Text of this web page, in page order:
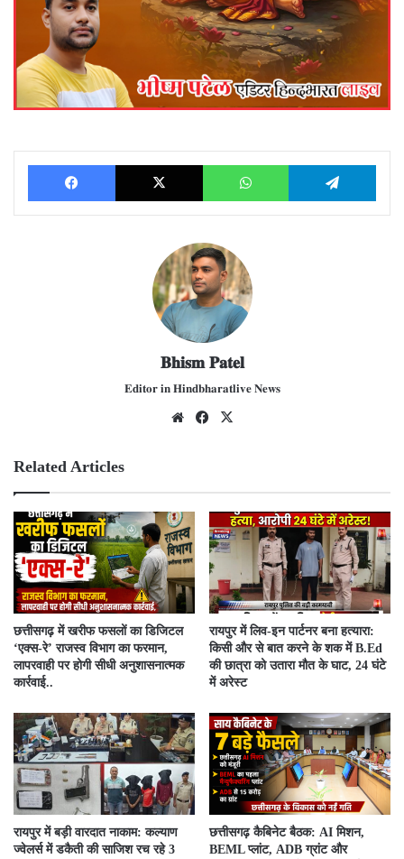
Facebook X WhatsApp
𝐁𝐡𝐢𝐬𝐦 𝐏𝐚𝐭𝐞𝐥
𝐄𝐝𝐢𝐭𝐨𝐫 𝐢𝐧 𝐇𝐢𝐧𝐝𝐛𝐡𝐚𝐫𝐚𝐭𝐥𝐢𝐯𝐞 𝐍𝐞𝐰𝐬
We
Fac
Related Articles
​छत्तीसगढ़ में खरीफ फसलों का डिजिटल
‘एक्स-रे’ राजस्व विभाग का फरमान,
लापरवाही पर होगी सीधी अनुशासनात्मक
कार्रवाई..
रायपुर में लिव-इन पार्टनर बना हत्यारा:
किसी और से बात करने के शक में B.Ed
की छात्रा को उतारा मौत के घाट, 24 घंटे
में अरेस्ट
रायपुर में बड़ी वारदात नाकाम: कल्याण
ज्वेलर्स में डकैती की साजिश रच रहे 3
छत्तीसगढ़ कैबिनेट बैठक: AI मिशन,
BEML प्लांट, ADB ग्रांट और